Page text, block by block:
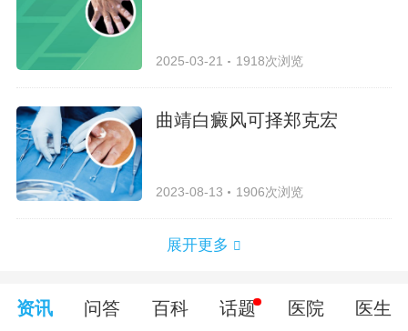
2025-03-21 1918次浏览
曲靖白癜风可择郑克宏
2023-08-13 1906次浏览
展开更多
资讯 问答 百科 话题 医院 医生